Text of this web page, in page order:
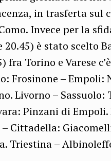
in trasferta sul
Invece per la
è stato scelto
Torino e Varese
Frosinone – Empoli:
Livorno – Sassuolo:
Pinzani di Empoli.
Cittadella:
Triestina –